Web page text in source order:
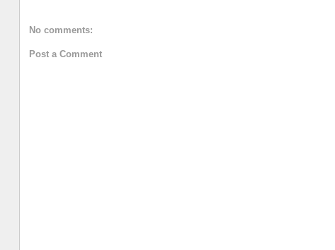
No comments:
Post a Comment